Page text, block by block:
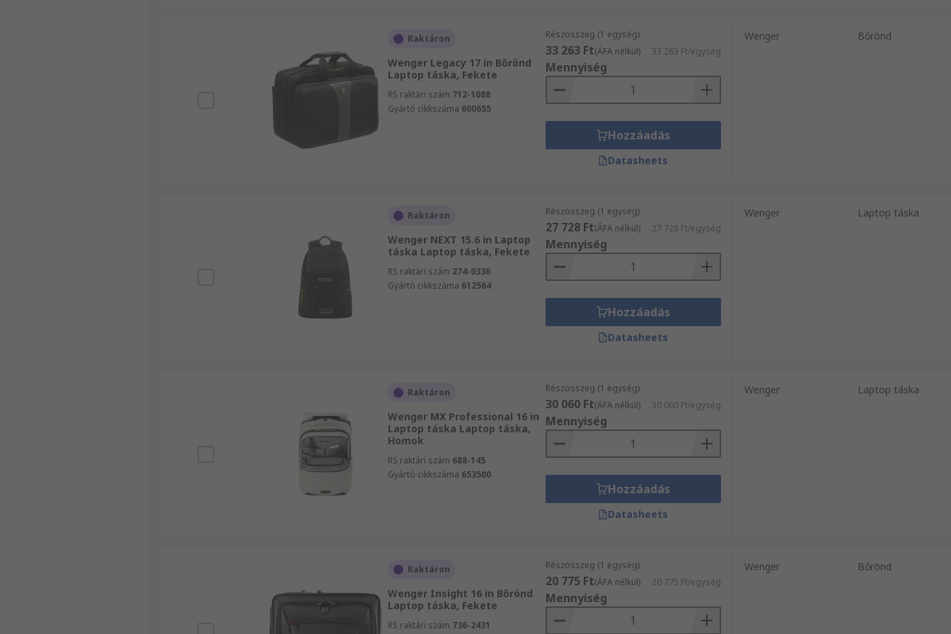
Raktáron
Wenger Legacy 17 in Bőrönd
Laptop táska, Fekete
RS raktári szám 712-1088
Gyártó cikkszáma 600655
Részösszeg (1 egység)
33 263 Ft(ÁFA nélkül) 33 263 Ft/egység
Mennyiség
Hozzáadás
Datasheets
Wenger Bőrönd
Raktáron
Wenger NEXT 15.6 in Laptop
táska Laptop táska, Fekete
RS raktári szám 274-0336
Gyártó cikkszáma 612564
Részösszeg (1 egység)
27 728 Ft(ÁFA nélkül) 27 728 Ft/egység
Mennyiség
Hozzáadás
Datasheets
Wenger Laptop táska
Raktáron
Wenger MX Professional 16 in
Laptop táska Laptop táska,
Homok
RS raktári szám 688-145
Gyártó cikkszáma 653500
Részösszeg (1 egység)
30 060 Ft(ÁFA nélkül) 30 060 Ft/egység
Mennyiség
Hozzáadás
Datasheets
Wenger Laptop táska
Raktáron
Wenger Insight 16 in Bőrönd
Laptop táska, Fekete
RS raktári szám 736-2431
Részösszeg (1 egység)
20 775 Ft(ÁFA nélkül) 20 775 Ft/egység
Mennyiség
Wenger Bőrönd